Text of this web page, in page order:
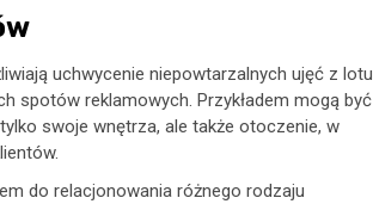
uchwycenie niepowtarzalnych ujęć z lotu
spotów reklamowych. Przykładem mogą być
swoje wnętrza, ale także otoczenie, w
do relacjonowania różnego rodzaju